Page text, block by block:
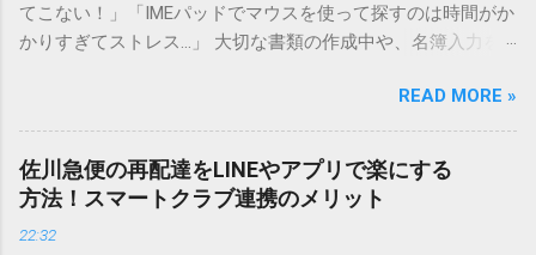
てこない！」「IMEパッドでマウスを使って探すのは時間がか
かりすぎてストレス…」 大切な書類の作成中や、名簿入力を
てしまいますよね。多くの人が「IMEパッド（手書き入力）」
を使いますが、実はマウスで一画ずつ書くのは非効率です
し、似た漢字が多すぎて結局見つからないことも少なくあり
ません。 そこで今回は、IMEパッドを使わずに、特定のコー
ドを打ち込むだけで一瞬で旧字や外字、特殊記号を呼び出す
「文字コード入力」のテクニックを詳しく解説します。 この
READ MORE »
佐川急便の再配達をLINEやアプリで楽にする
方法！スマートクラブ連携のメリット
22:32